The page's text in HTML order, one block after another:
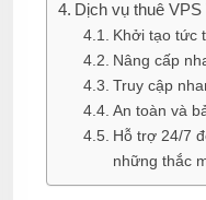
Dịch vụ thuê
Khởi tạo tức
Nâng cấp
Truy cập
An toàn và
Hỗ trợ 24/7
những thắc